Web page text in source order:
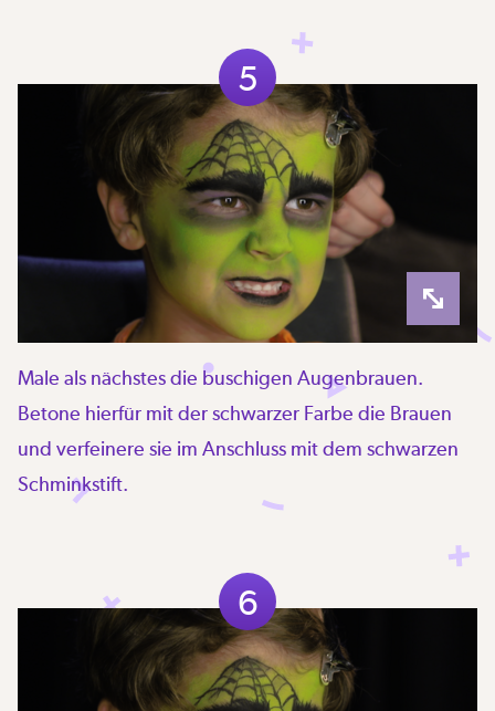
5
Male als nächstes die buschigen Augenbrauen.
Betone hierfür mit der schwarzer Farbe die Brauen
und verfeinere sie im Anschluss mit dem schwarzen
Schminkstift.
6